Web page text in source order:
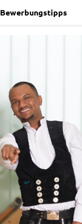
Bewerbungstipps